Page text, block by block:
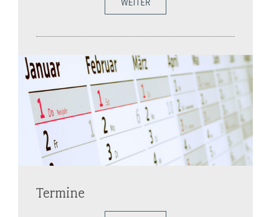
Termine